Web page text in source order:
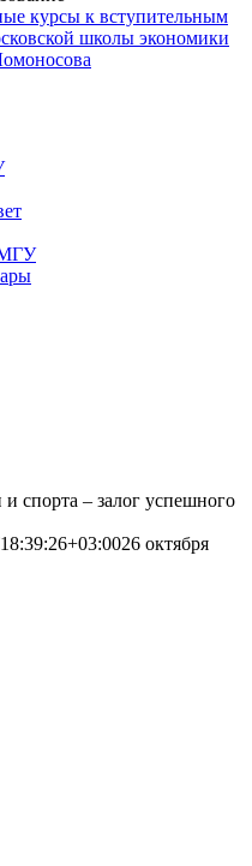
курсы к вступительным
школы экономики
МГУ
спорта – залог успешного
26 октября